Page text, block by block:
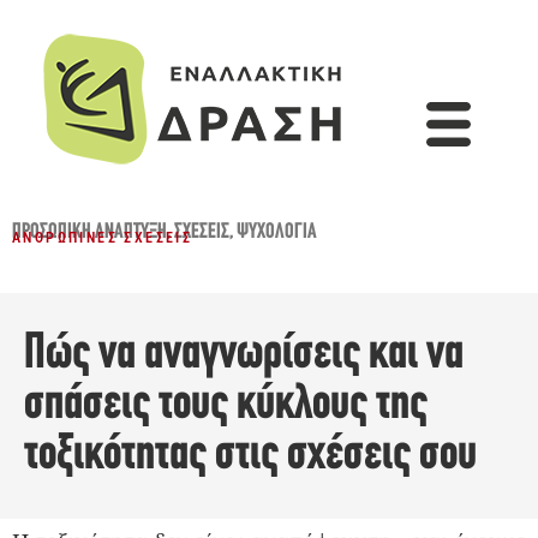
ΠΡΟΣΩΠΙΚΉ ΑΝΆΠΤΥΞΗ,ΣΧΈΣΕΙΣ,ΨΥΧΟΛΟΓΊΑ
ΑΝΘΡΏΠΙΝΕΣ ΣΧΈΣΕΙΣ
Πώς να αναγνωρίσεις και να
σπάσεις τους κύκλους της
τοξικότητας στις σχέσεις σου